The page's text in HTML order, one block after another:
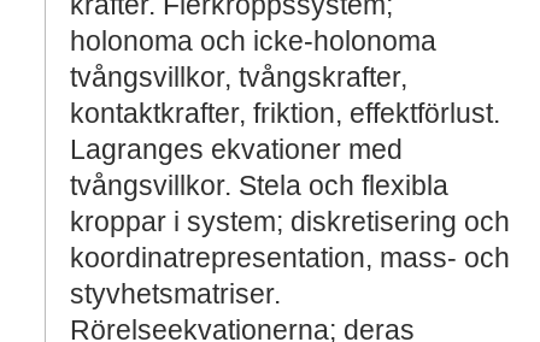
holonoma och icke-holonoma
tvångsvillkor, tvångskrafter,
kontaktkrafter, friktion, effektförlust.
Lagranges ekvationer med
tvångsvillkor. Stela och flexibla
kroppar i system; diskretisering och
koordinatrepresentation, mass- och
styvhetsmatriser.
Rörelseekvationerna; deras